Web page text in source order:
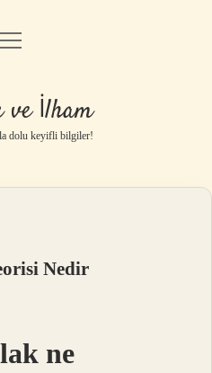
Politikası
Uyarı
menüyü
İlham
dolu keyifli bilgiler!
Nedir
ne